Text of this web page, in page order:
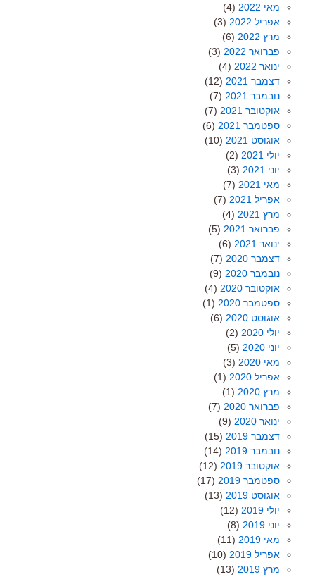
מאי 2022
(4)
אפריל 2022
(3)
מרץ 2022
(6)
פברואר 2022
(3)
ינואר 2022
(4)
דצמבר 2021
(12)
נובמבר 2021
(7)
אוקטובר 2021
(7)
ספטמבר 2021
(6)
אוגוסט 2021
(10)
יולי 2021
(2)
יוני 2021
(3)
מאי 2021
(7)
אפריל 2021
(7)
מרץ 2021
(4)
פברואר 2021
(5)
ינואר 2021
(6)
דצמבר 2020
(7)
נובמבר 2020
(9)
אוקטובר 2020
(4)
ספטמבר 2020
(1)
אוגוסט 2020
(6)
יולי 2020
(2)
יוני 2020
(5)
מאי 2020
(3)
אפריל 2020
(1)
מרץ 2020
(1)
פברואר 2020
(7)
ינואר 2020
(9)
דצמבר 2019
(15)
נובמבר 2019
(14)
אוקטובר 2019
(12)
ספטמבר 2019
(17)
אוגוסט 2019
(13)
יולי 2019
(12)
יוני 2019
(8)
מאי 2019
(11)
אפריל 2019
(10)
מרץ 2019
(13)